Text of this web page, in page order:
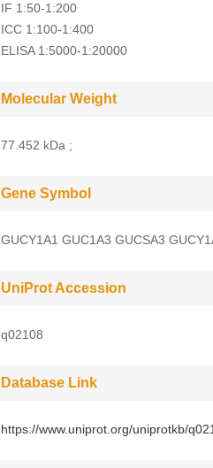
IF 1:50-1:200
ICC 1:100-1:400
ELISA 1:5000-1:20000
Molecular Weight
77.452 kDa ;
Gene Symbol
GUCY1A1 GUC1A3 GUCSA3
UniProt Accession
q02108
Database Link
https://www.uniprot.org/uniprotkb/